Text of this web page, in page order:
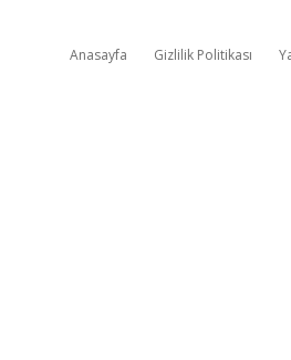
Anasayfa Gizlilik Politikası